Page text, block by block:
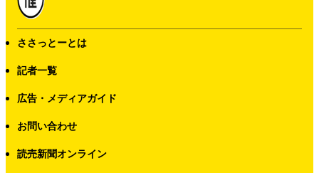
ささっとーとは
記者一覧
広告・メディアガイド
お問い合わせ
読売新聞オンライン